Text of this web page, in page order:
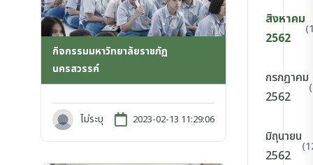
กิจกรรมมหาวิทยาลัยราชภัฏ
นครสวรรค์
ไม่ระบุ 2023-02-13 11:29:06
สิงหาคม
2562
กรกฎาคม
2562
มิถุนายน
2562